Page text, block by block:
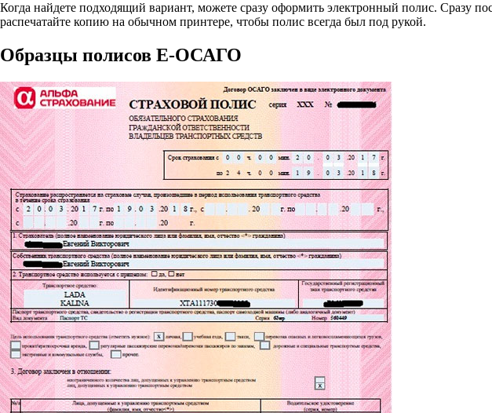
Когда найдете подходящий вариант, можете сразу оформить электронный полис. Сразу
распечатайте копию на обычном принтере, чтобы полис всегда был под рукой.
Образцы полисов E-ОСАГО